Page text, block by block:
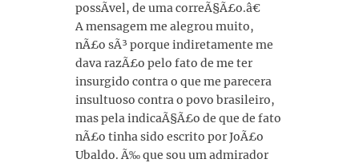
possÃ­vel, de uma correÃ§Ã£o.â€
A mensagem me alegrou muito,
nÃ£o sÃ³ porque indiretamente me
dava razÃ£o pelo fato de me ter
insurgido contra o que me parecera
insultuoso contra o povo brasileiro,
mas pela indicaÃ§Ã£o de que de fato
nÃ£o tinha sido escrito por JoÃ£o
Ubaldo. Ã‰ que sou um admirador